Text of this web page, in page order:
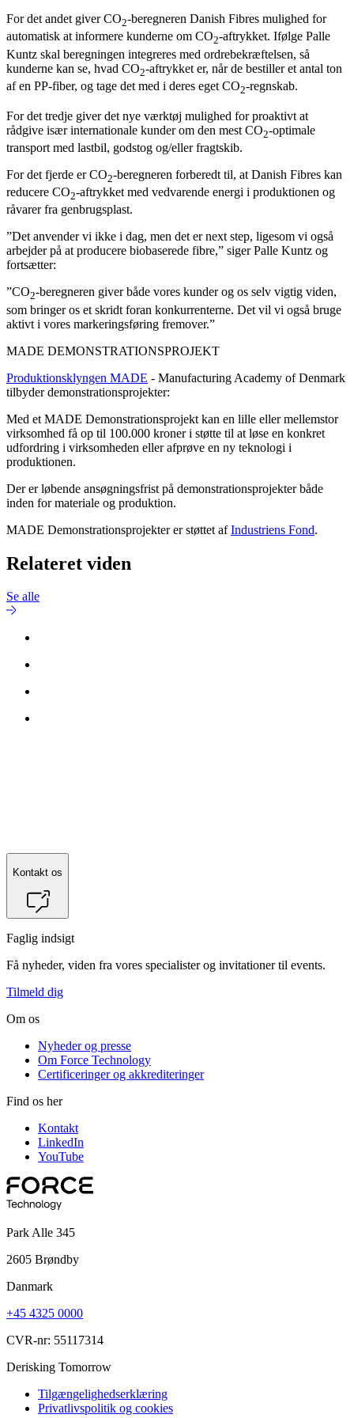
For det andet giver CO2-beregneren Danish Fibres mulighed for
automatisk at informere kunderne om CO2-aftrykket. Ifølge Palle
Kuntz skal beregningen integreres med ordrebekræftelsen, så
kunderne kan se, hvad CO2-aftrykket er, når de bestiller et antal ton
af en PP-fiber, og tage det med i deres eget CO2-regnskab.
For det tredje giver det nye værktøj mulighed for proaktivt at
rådgive især internationale kunder om den mest CO2-optimale
transport med lastbil, godstog og/eller fragtskib.
For det fjerde er CO2-beregneren forberedt til, at Danish Fibres kan
reducere CO2-aftrykket med vedvarende energi i produktionen og
råvarer fra genbrugsplast.
”Det anvender vi ikke i dag, men det er next step, ligesom vi også
arbejder på at producere biobaserede fibre,” siger Palle Kuntz og
fortsætter:
”CO2-beregneren giver både vores kunder og os selv vigtig viden,
som bringer os et skridt foran konkurrenterne. Det vil vi også bruge
aktivt i vores markeringsføring fremover.”
MADE DEMONSTRATIONSPROJEKT
Produktionsklyngen MADE - Manufacturing Academy of Denmark
tilbyder demonstrationsprojekter:
Med et MADE Demonstrationsprojekt kan en lille eller mellemstor
virksomhed få op til 100.000 kroner i støtte til at løse en konkret
udfordring i virksomheden eller afprøve en ny teknologi i
produktionen.
Der er løbende ansøgningsfrist på demonstrationsprojekter både
inden for materiale og produktion.
MADE Demonstrationsprojekter er støttet afIndustriens Fond.
Relateret viden
Se alle
Kontakt os
Faglig indsigt
Få nyheder, viden fra vores specialister og invitationer til events.
Tilmeld dig
Om os
Nyheder og presse
Om Force Technology
Certificeringer og akkrediteringer
Find os her
Kontakt
LinkedIn
YouTube
Park Alle 345
2605 Brøndby
Danmark
+45 4325 0000
CVR-nr: 55117314
Derisking Tomorrow
Tilgængelighedserklæring
Privatlivspolitik og cookies